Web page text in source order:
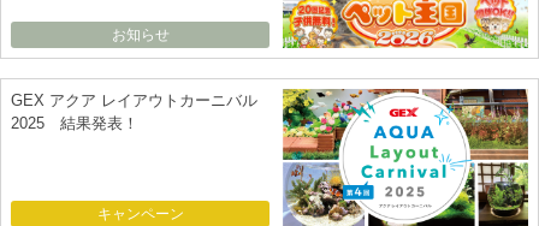
お知らせ
GEX アクア レイアウトカーニバル
2025 結果発表！
キャンペーン